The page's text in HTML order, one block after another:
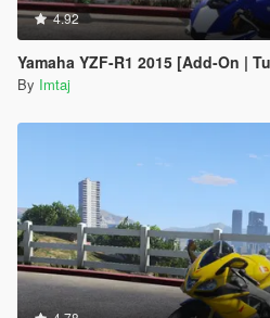
4.92
Yamaha YZF-R1 2015 [Add-On |
By Imtaj